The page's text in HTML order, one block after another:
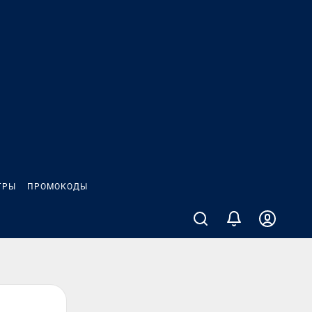
ПРОМОКОДЫ